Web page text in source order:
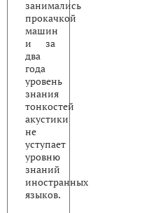
занимались
прокачкой
машин
и за
два
года
уровень
знания
тонкостей
акустики
не
уступает
уровню
знаний
иностранных
языков.